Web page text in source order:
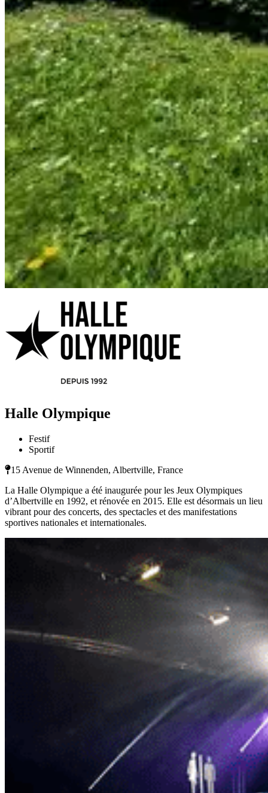
Halle Olympique
Festif
Sportif
15 Avenue de Winnenden, Albertville, France
La Halle Olympique a été inaugurée pour les Jeux Olympiques
d’Albertville en 1992, et rénovée en 2015. Elle est désormais un lieu
vibrant pour des concerts, des spectacles et des manifestations
sportives nationales et internationales.